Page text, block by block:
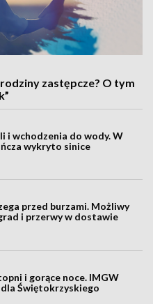
zastępcze? O tym
i wchodzenia do wody. W
wykryto sinice
przed burzami. Możliwy
i przerwy w dostawie
i gorące noce. IMGW
Świętokrzyskiego